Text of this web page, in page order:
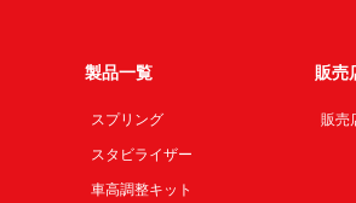
製品一覧
スプリング
スタビライザー
車高調整キット
販売
販売